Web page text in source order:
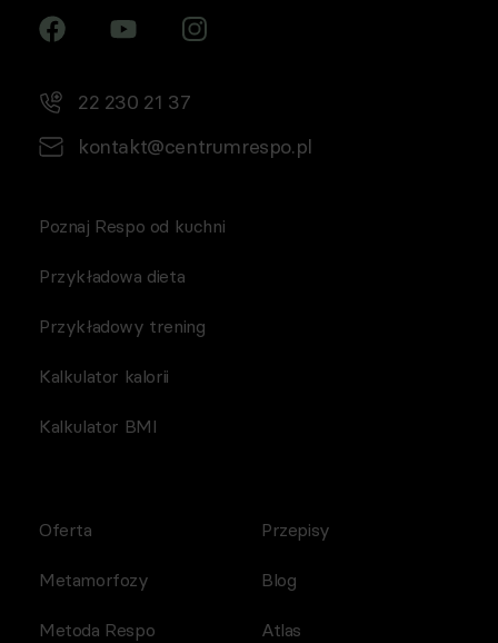
22 230 21 37
kontakt@centrumrespo.pl
Poznaj Respo od kuchni
Przykładowa dieta
Przykładowy trening
Kalkulator kalorii
Kalkulator BMI
Oferta
Metamorfozy
Metoda Respo
Przepisy
Blog
Atlas